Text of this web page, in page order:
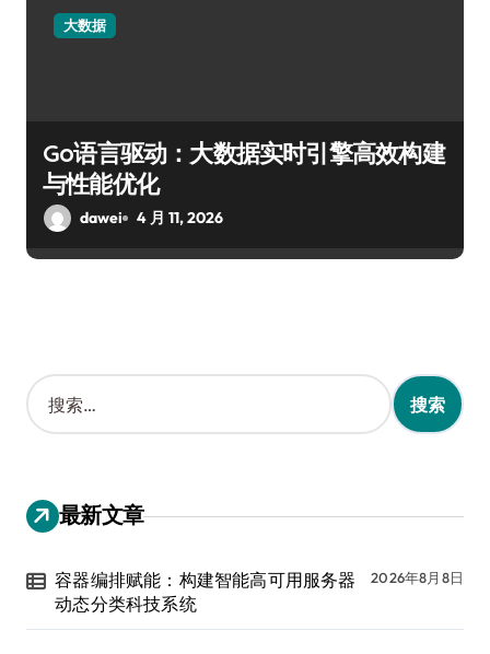
大数据
Go语言驱动：大数据实时引擎高效构建
与性能优化
dawei 4 月 11, 2026
搜
索
：
最新文章
容器编排赋能：构建智能高可用服务器
动态分类科技系统
2026年8月8日